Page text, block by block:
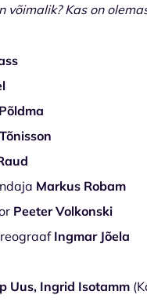
võimalik? Kas on
Markus Robam
Peeter Volkonski
Ingmar Jõela
Uus, Ingrid Isotamm